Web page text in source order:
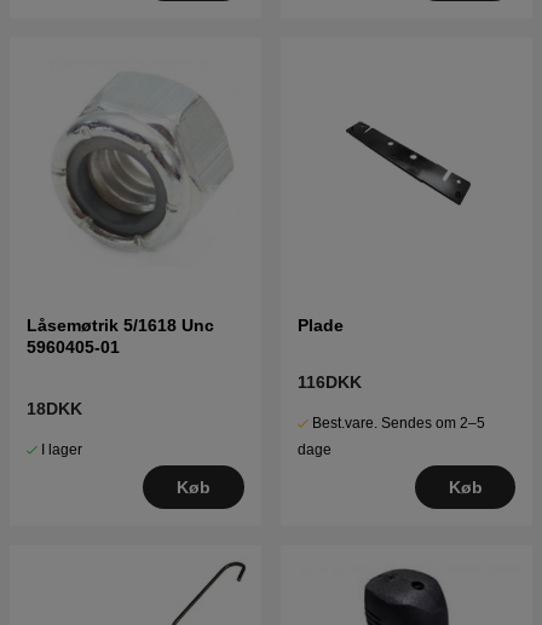
Låsemøtrik 5/1618 Unc
5960405-01
18DKK
I lager
Køb
Plade
116DKK
Best.vare. Sendes om 2–5
dage
Køb